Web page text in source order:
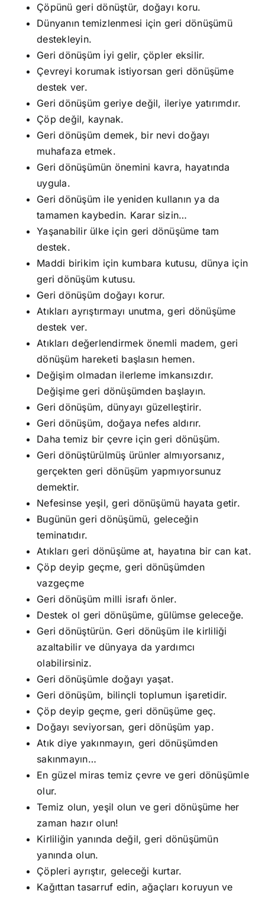
Çöpünü geri dönüştür, doğayı koru.
Dünyanın temizlenmesi için geri dönüşümü
destekleyin.
Geri dönüşüm i̇yi gelir, çöpler eksilir.
Çevreyi korumak istiyorsan geri dönüşüme
destek ver.
Geri dönüşüm geriye değil, ileriye yatırımdır.
Çöp değil, kaynak.
Geri dönüşüm demek, bir nevi doğayı
muhafaza etmek.
Geri dönüşümün önemini kavra, hayatında
uygula.
Geri dönüşüm ile yeniden kullanın ya da
tamamen kaybedin. Karar sizin…
Yaşanabilir ülke için geri dönüşüme tam
destek.
Maddi birikim için kumbara kutusu, dünya için
geri dönüşüm kutusu.
Geri dönüşüm doğayı korur.
Atıkları ayrıştırmayı unutma, geri dönüşüme
destek ver.
Atıkları değerlendirmek önemli madem, geri
dönüşüm hareketi başlasın hemen.
Değişim olmadan ilerleme imkansızdır.
Değişime geri dönüşümden başlayın.
Geri dönüşüm, dünyayı güzelleştirir.
Geri dönüşüm, doğaya nefes aldırır.
Daha temiz bir çevre için geri dönüşüm.
Geri dönüştürülmüş ürünler almıyorsanız,
gerçekten geri dönüşüm yapmıyorsunuz
demektir.
Nefesinse yeşil, geri dönüşümü hayata getir.
Bugünün geri dönüşümü, geleceğin
teminatıdır.
Atıkları geri dönüşüme at, hayatına bir can kat.
Çöp deyip geçme, geri dönüşümden
vazgeçme
Geri dönüşüm milli israfı önler.
Destek ol geri dönüşüme, gülümse geleceğe.
Geri dönüştürün. Geri dönüşüm ile kirliliği
azaltabilir ve dünyaya da yardımcı
olabilirsiniz.
Geri dönüşümle doğayı yaşat.
Geri dönüşüm, bilinçli toplumun işaretidir.
Çöp deyip geçme, geri dönüşüme geç.
Doğayı seviyorsan, geri dönüşüm yap.
Atık diye yakınmayın, geri dönüşümden
sakınmayın…
En güzel miras temiz çevre ve geri dönüşümle
olur.
Temiz olun, yeşil olun ve geri dönüşüme her
zaman hazır olun!
Kirliliğin yanında değil, geri dönüşümün
yanında olun.
Çöpleri ayrıştır, geleceği kurtar.
Kağıttan tasarruf edin, ağaçları koruyun ve